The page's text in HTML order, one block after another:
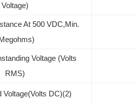
Voltage)
At 500 VDC,Min.
Voltage (Volts
RMS)
Voltage(Volts DC)(2)